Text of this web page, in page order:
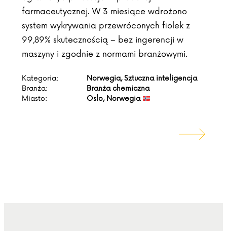
farmaceutycznej. W 3 miesiące wdrożono
system wykrywania przewróconych fiolek z
99,89% skutecznością – bez ingerencji w
maszyny i zgodnie z normami branżowymi.
Kategoria:
Norwegia, Sztuczna inteligencja
Branża:
Branża chemiczna
Miasto:
Oslo, Norwegia